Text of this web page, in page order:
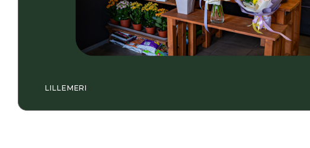
LILLEMERI